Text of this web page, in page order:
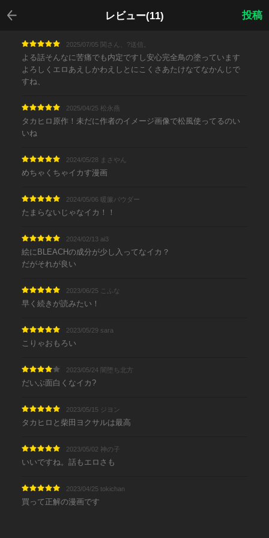
レビュー(11)
戻る
投稿
2025/07/05 関さん、?送信。
よる話そんなに苦痛でも内定ですし安心完全鳥の塗っています
よろしくエロあえしかわえしとにこくさあたけなてなかんじで
すね、
2025/04/25 松永燕
タカヒロ原作！未だに作者のイメージ画像で松風使ってるのい
いね
2024/05/28 まさやん
めちゃくちゃイカす漫画
2024/05/06 暖簾パウダー
たまらないじゃなイカ！！
2024/02/13 ai3
絵にBLEACHの成分が少し入ってなイカ？
だがそれが良い
2023/06/25 こふな
早く続きが読みたい！
2023/05/29 sara
こりゃおもろい
2023/05/24 闇堕ち北方
だいぶ面白くなイカ?
2023/05/15 ジヨン
タカヒロと柴田ヨクサルは最高
2023/05/02 神の子
いいですね。話もエロさも
2023/04/25 tokichan
買って正解の漫画です